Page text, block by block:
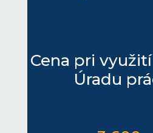
Cena pri
Úradu